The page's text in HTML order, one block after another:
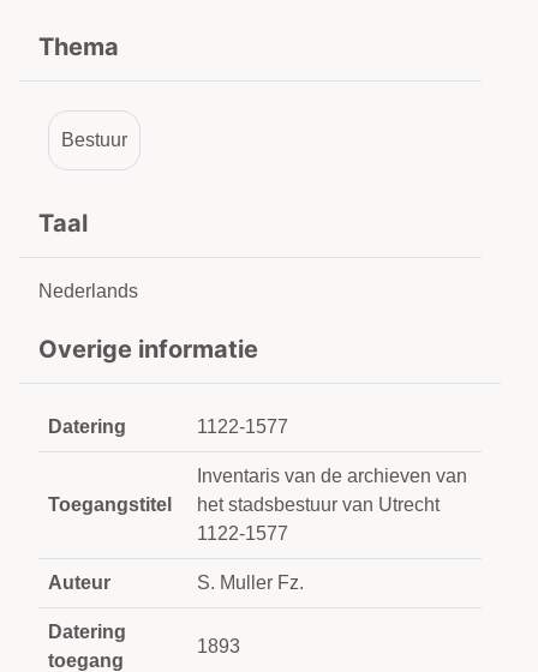
Thema
Bestuur
Taal
Nederlands
Overige informatie
Datering 1122-1577
Toegangstitel
Inventaris van de archieven van
het stadsbestuur van Utrecht
1122-1577
Auteur S. Muller Fz.
Datering
toegang
1893